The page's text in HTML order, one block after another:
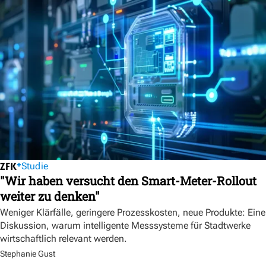
Studie
"Wir haben versucht den Smart-Meter-Rollout
weiter zu denken"
Weniger Klärfälle, geringere Prozesskosten, neue Produkte: Eine
Diskussion, warum intelligente Messsysteme für Stadtwerke
wirtschaftlich relevant werden.
Stephanie Gust